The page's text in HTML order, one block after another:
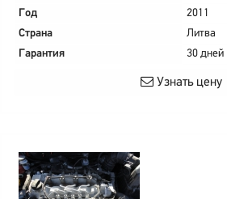
Год
2011
Страна
Литва
Гарантия
30 дней
Узнать цену